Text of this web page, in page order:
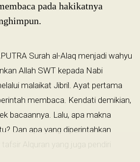
pada hakikatnya
Surah al-Alaq menjadi wahyu
Allah SWT kepada Nabi
malaikat Jibril. Ayat pertama
membaca. Kendati demikian,
bacaannya. Lalu, apa makna
Dan apa yang diperintahkan
Alquran yang juga pendiri